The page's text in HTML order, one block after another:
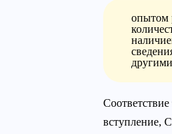
опытом
вступление,